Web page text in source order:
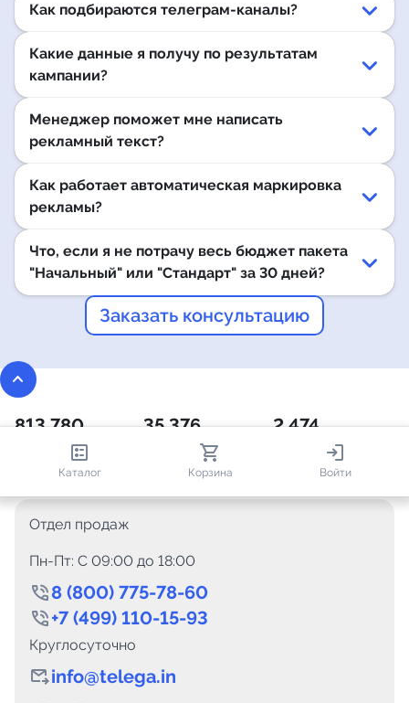
Как подбираются телеграм-каналы?
Какие данные я получу по результатам
кампании?
Менеджер поможет мне написать
рекламный текст?
Как работает автоматическая маркировка
рекламы?
Что, если я не потрачу весь бюджет пакета
"Начальный" или "Стандарт" за 30 дней?
Заказать консультацию
keyboard_arrow_up
Каталог Корзина Войти
813 780
за месяц
новых пользователей
35 376
за месяц
проверенных каналов
2 474
пользователей в сети
Отдел продаж
Пн-Пт: C 09:00 до 18:00
8 (800) 775-78-60
+7 (499) 110-15-93
Круглосуточно
info@telega.in